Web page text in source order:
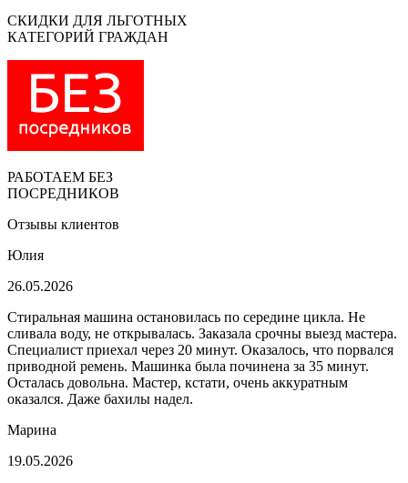
СКИДКИ ДЛЯ ЛЬГОТНЫХ
КАТЕГОРИЙ ГРАЖДАН
РАБОТАЕМ БЕЗ
ПОСРЕДНИКОВ
Отзывы клиентов
Юлия
26.05.2026
Стиральная машина остановилась по середине цикла. Не
сливала воду, не открывалась. Заказала срочны выезд мастера.
Специалист приехал через 20 минут. Оказалось, что порвался
приводной ремень. Машинка была починена за 35 минут.
Осталась довольна. Мастер, кстати, очень аккуратным
оказался. Даже бахилы надел.
Марина
19.05.2026